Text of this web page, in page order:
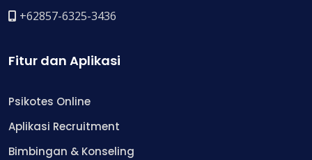
+62857-6325-3436
Fitur dan Aplikasi
Psikotes Online
Aplikasi Recruitment
Bimbingan & Konseling